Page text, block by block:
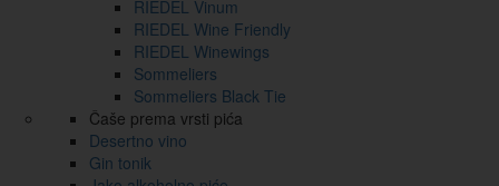
RIEDEL Vinum
RIEDEL Wine Friendly
RIEDEL Winewings
Sommeliers
Sommeliers Black Tie
Čaše prema vrsti pića
Desertno vino
Gin tonik